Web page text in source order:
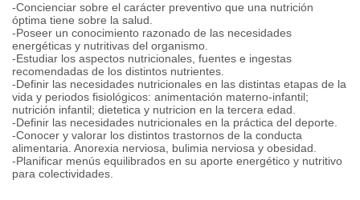
-Concienciar sobre el carácter preventivo que una nutrición
óptima tiene sobre la salud.
-Poseer un conocimiento razonado de las necesidades
energéticas y nutritivas del organismo.
-Estudiar los aspectos nutricionales, fuentes e ingestas
recomendadas de los distintos nutrientes.
-Definir las necesidades nutricionales en las distintas etapas de la
vida y periodos fisiológicos: animentación materno-infantil;
nutrición infantil; dietetica y nutricion en la tercera edad.
-Definir las necesidades nutricionales en la práctica del deporte.
-Conocer y valorar los distintos trastornos de la conducta
alimentaria. Anorexia nerviosa, bulimia nerviosa y obesidad.
-Planificar menús equilibrados en su aporte energético y nutritivo
para colectividades.